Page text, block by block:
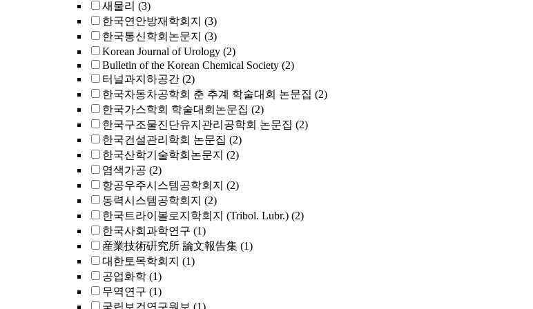
새물리 (3)
한국연안방재학회지 (3)
한국통신학회논문지 (3)
Korean Journal of Urology (2)
Bulletin of the Korean Chemical Society (2)
터널과지하공간 (2)
한국자동차공학회 춘 추계 학술대회 논문집 (2)
한국가스학회 학술대회논문집 (2)
한국구조물진단유지관리공학회 논문집 (2)
한국건설관리학회 논문집 (2)
한국산학기술학회논문지 (2)
염색가공 (2)
항공우주시스템공학회지 (2)
동력시스템공학회지 (2)
한국트라이볼로지학회지 (Tribol. Lubr.) (2)
한국사회과학연구 (1)
産業技術硏究所 論文報告集 (1)
대한토목학회지 (1)
공업화학 (1)
무역연구 (1)
국립보건연구원보 (1)